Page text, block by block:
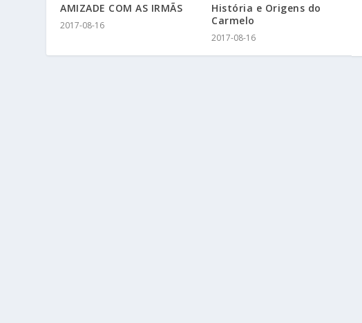
AMIZADE COM AS IRMÃS
2017-08-16
História e Origens do
Carmelo
2017-08-16